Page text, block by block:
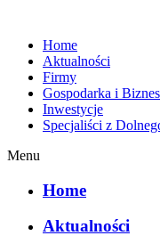
Home
Aktualności
Firmy
Gospodarka i Biznes
Inwestycje
Specjaliści z
Menu
Home
Aktualności